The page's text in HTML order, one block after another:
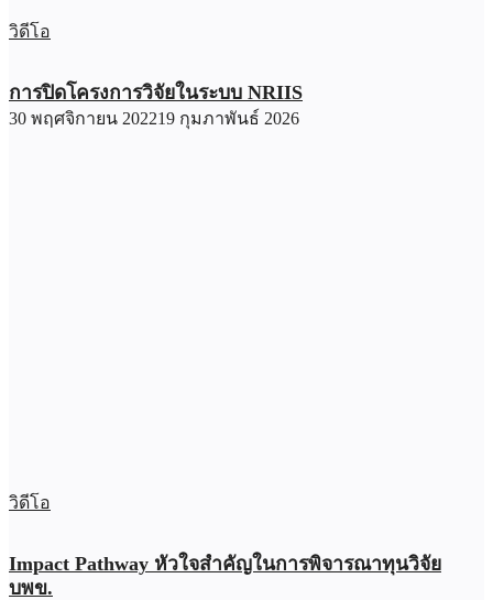
วิดีโอ
การปิดโครงการวิจัยในระบบ NRIIS
30 พฤศจิกายน 202219 กุมภาพันธ์ 2026
วิดีโอ
Impact Pathway หัวใจสำคัญในการพิจารณาทุนวิจัย
บพข.